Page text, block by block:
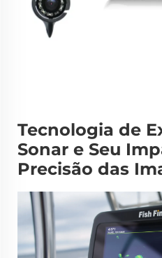
Tecnologia de
Sonar e Seu
Precisão das